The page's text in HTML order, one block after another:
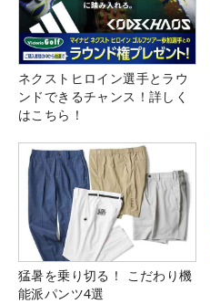
ネクストヒロイン選手とラウ
ンドできるチャンス！詳しく
はこちら！
猛暑を乗り切る！ こだわり機
能派パンツ4選